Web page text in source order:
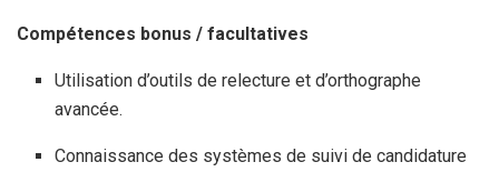
Compétences bonus / facultatives
Utilisation d’outils de relecture et d’orthographe
avancée.
Connaissance des systèmes de suivi de candidature